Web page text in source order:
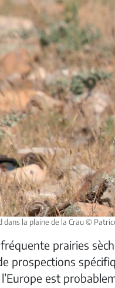
la plaine de la Crau ©
prairies
prospections
est